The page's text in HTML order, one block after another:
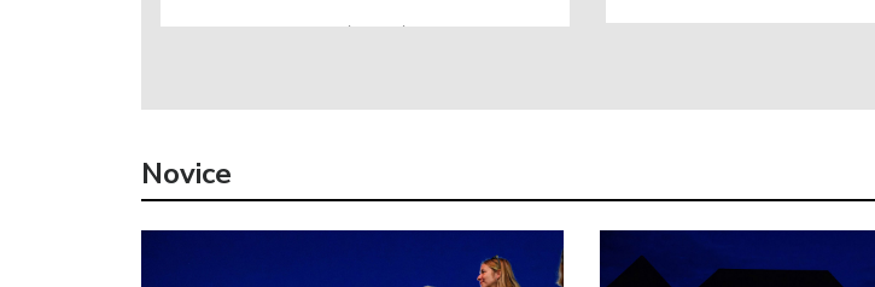
četrtek, 13. 08. 2026 / 10:00 / Dvorana
KINOBALON
sobota, 15. 08. 2026 / 16:30 / Dvorana
Novice